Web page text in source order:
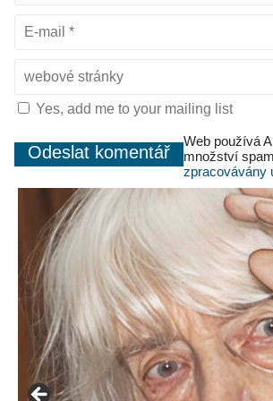
Yes, add me to your mailing list
Web používá
množství
zpracovávány